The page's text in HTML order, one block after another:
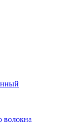
волокна